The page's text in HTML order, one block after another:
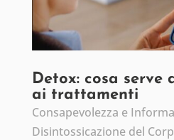
Detox: cosa serve
ai trattamenti
Consapevolezza e
Disintossicazione del